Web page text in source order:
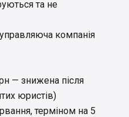
та не
компанія
— знижена після
юристів)
терміном на 5